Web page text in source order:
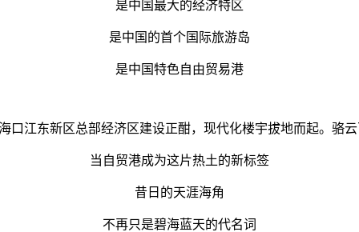
是中国最大的经济特区
是中国的首个国际旅游岛
是中国特色自由贸易港
口江东新区总部经济区建设正酣，现代化楼宇拔地而起。骆
当自贸港成为这片热土的新标签
昔日的天涯海角
不再只是碧海蓝天的代名词